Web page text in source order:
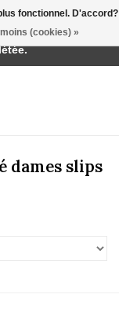
dames slips
fonctionnel. D'accord?
(cookies) »
commande passée